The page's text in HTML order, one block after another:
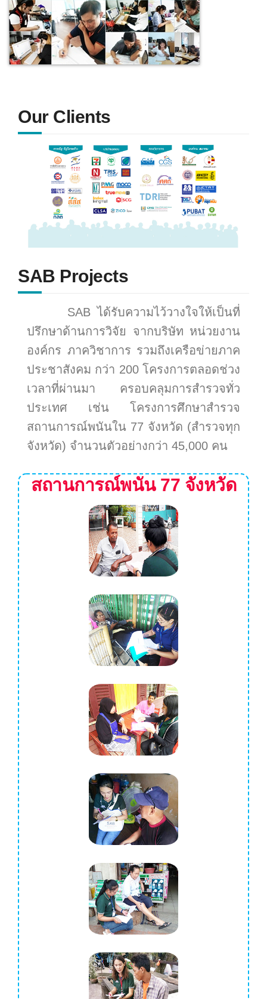
Our Clients
SAB Projects
SAB ได้รับความไว้วางใจให้เป็นที่
ปรึกษาด้านการวิจัย จากบริษัท หน่วยงาน
องค์กร ภาควิชาการ รวมถึงเครือข่ายภาค
ประชาสังคม กว่า 200 โครงการตลอดช่วง
เวลาที่ผ่านมา ครอบคลุมการสำรวจทั่ว
ประเทศ เช่น โครงการศึกษาสำรวจ
สถานการณ์พนันใน 77 จังหวัด (สำรวจทุก
จังหวัด) จำนวนตัวอย่างกว่า 45,000 คน
สถานการณ์พนัน 77 จังหวัด